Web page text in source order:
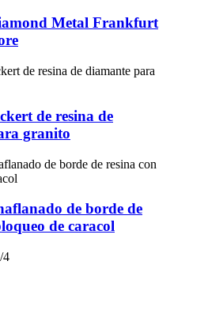
Metal Frankfurt
de resina de
granito
de borde de
de caracol
4